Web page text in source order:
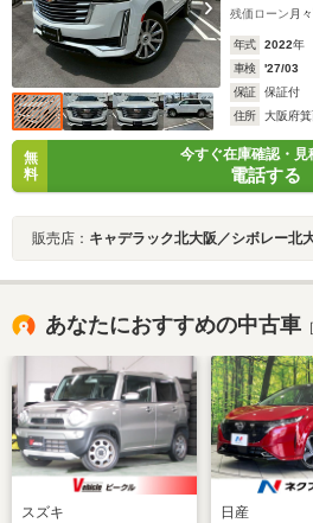
残価ローン 月々
年式 2022年
車検
'27/03
保証
保証付
住所
大阪府
無
料
今すぐ在庫確認・見
電話する
販売店： キャデラック北大阪／シボレー北
あなたにおすすめの中古車
スズキ 日産